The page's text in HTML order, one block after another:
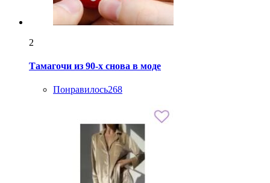
2
Тамагочи из 90-х снова в моде
Понравилось268